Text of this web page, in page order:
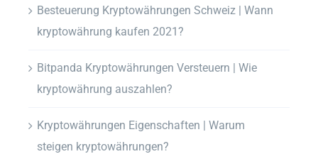
Besteuerung Kryptowährungen Schweiz | Wann
kryptowährung kaufen 2021?
Bitpanda Kryptowährungen Versteuern | Wie
kryptowährung auszahlen?
Kryptowährungen Eigenschaften | Warum
steigen kryptowährungen?